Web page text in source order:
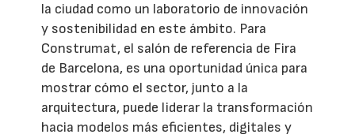
la ciudad como un laboratorio de innovación
y sostenibilidad en este ámbito. Para
Construmat, el salón de referencia de Fira
de Barcelona, es una oportunidad única para
mostrar cómo el sector, junto a la
arquitectura, puede liderar la transformación
hacia modelos más eficientes, digitales y